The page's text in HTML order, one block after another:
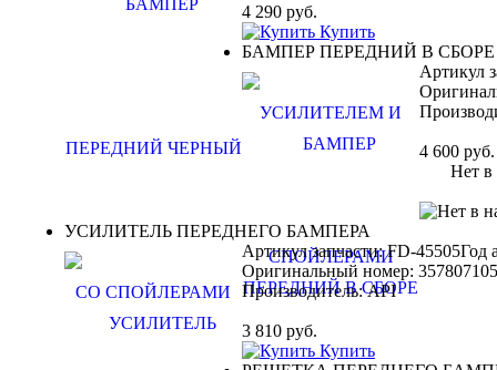
4 290 руб.
Купить
БАМПЕР ПЕРЕДНИЙ В СБОРЕ
Артикул
4 600 руб.
Нет в
УСИЛИТЕЛЬ ПЕРЕДНЕГО БАМПЕРА
Артикул запчасти: FD-45505Год
Оригинальный номер:
Производитель:API
3 810 руб.
Купить